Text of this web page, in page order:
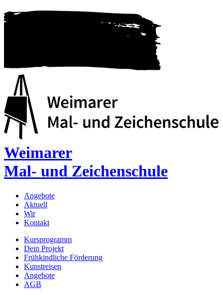
Weimarer
Mal- und Zeichenschule
Angebote
Aktuell
Wir
Kontakt
Kursprogramm
Dein Projekt
Frühkindliche Förderung
Kunstreisen
Angebote
AGB